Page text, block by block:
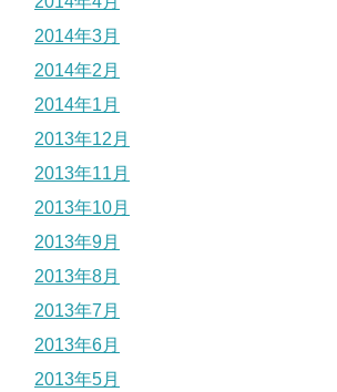
2014年3月
2014年2月
2014年1月
2013年12月
2013年11月
2013年10月
2013年9月
2013年8月
2013年7月
2013年6月
2013年5月